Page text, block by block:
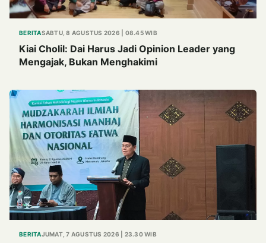
BERITASABTU, 8 AGUSTUS 2026 | 08.45 WIB
Kiai Cholil: Dai Harus Jadi Opinion Leader yang
Mengajak, Bukan Menghakimi
BERITAJUMAT, 7 AGUSTUS 2026 | 23.30 WIB